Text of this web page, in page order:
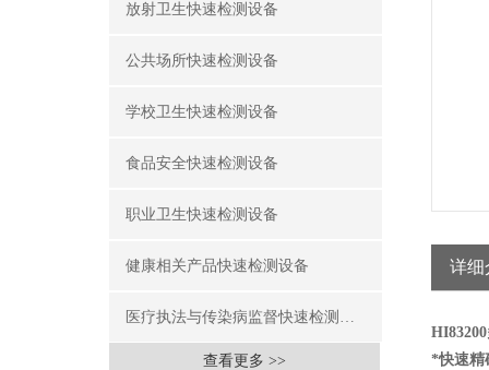
放射卫生快速检测设备
公共场所快速检测设备
学校卫生快速检测设备
食品安全快速检测设备
职业卫生快速检测设备
健康相关产品快速检测设备
医疗执法与传染病监督快速检测设备
查看更多 >>
详细
*快速精